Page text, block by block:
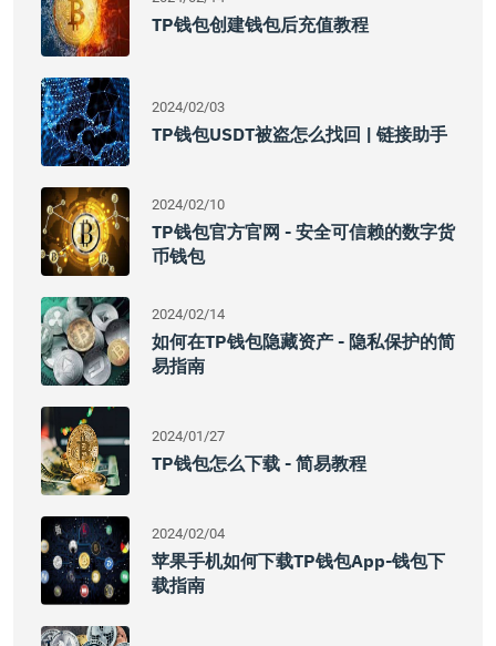
TP钱包创建钱包后充值教程
2024/02/03
TP钱包USDT被盗怎么找回 | 链接助手
2024/02/10
TP钱包官方官网 - 安全可信赖的数字货
币钱包
2024/02/14
如何在TP钱包隐藏资产 - 隐私保护的简
易指南
2024/01/27
TP钱包怎么下载 - 简易教程
2024/02/04
苹果手机如何下载TP钱包App-钱包下
载指南